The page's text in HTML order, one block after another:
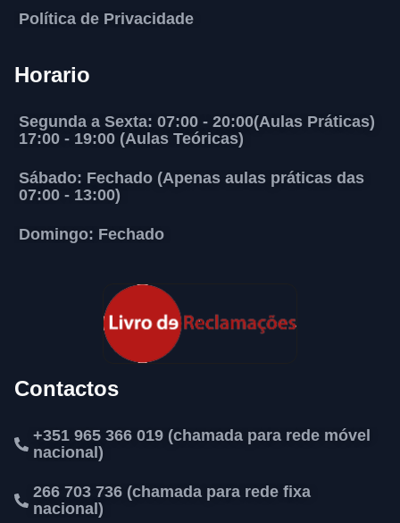
Política de Privacidade
Horario
Segunda a Sexta: 07:00 - 20:00(Aulas Práticas)
17:00 - 19:00 (Aulas Teóricas)
Sábado: Fechado (Apenas aulas práticas das
07:00 - 13:00)
Domingo: Fechado
Contactos
+351 965 366 019 (chamada para rede móvel
nacional)
266 703 736 (chamada para rede fixa
nacional)